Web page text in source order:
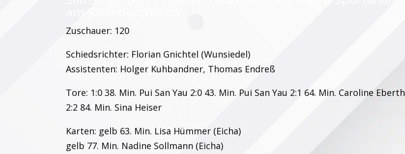
Zuschauer: 120
Schiedsrichter: Florian Gnichtel (Wunsiedel)
Assistenten: Holger Kuhbandner, Thomas Endreß
Tore: 1:0 38. Min. Pui San Yau 2:0 43. Min. Pui San Yau 2:1 64. Min. Caroline Eberth
2:2 84. Min. Sina Heiser
Karten: gelb 63. Min. Lisa Hümmer (Eicha)
gelb 77. Min. Nadine Sollmann (Eicha)